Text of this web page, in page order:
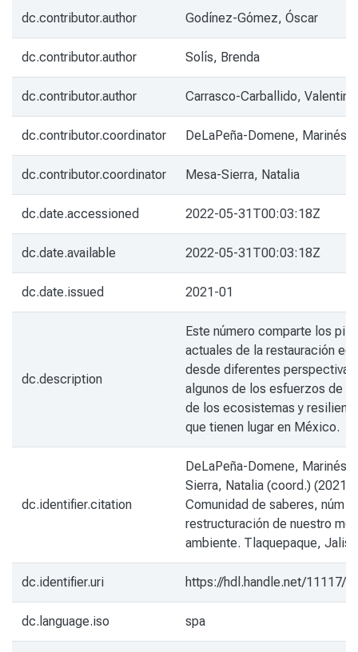
dc.contributor.author Godínez-Gómez, Óscar
dc.contributor.author Solís, Brenda
dc.contributor.author Carrasco-Carballido, Valentina
dc.contributor.coordinator DeLaPeña-Domene, Marinés
dc.contributor.coordinator Mesa-Sierra, Natalia
dc.date.accessioned 2022-05-31T00:03:18Z
dc.date.available 2022-05-31T00:03:18Z
dc.date.issued 2021-01
dc.description
Este número comparte los
actuales de la restauración
desde diferentes
algunos de los esfuerzos de
de los ecosistemas y
que tienen lugar en México.
dc.identifier.citation
DeLaPeña-Domene, Marinés,
Sierra, Natalia (coord.) (2021)
Comunidad de saberes, núm
restructuración de nuestro
ambiente. Tlaquepaque,
dc.identifier.uri https://hdl.handle.net/11117/
dc.language.iso spa